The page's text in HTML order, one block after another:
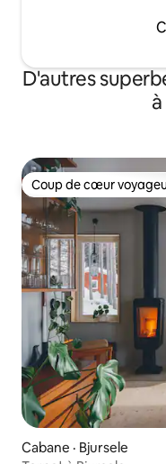
D'autres
Coup de cœur
Coup de cœur
Cabane · Bjursele